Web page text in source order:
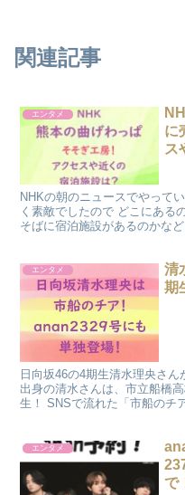
関連記事
エンタメ
に
ス
NHKの朝のニュースでやって
く素敵でしたので どこにある
そばに宿泊施設があるのかな
エンタメ
清
期
日向坂46の4期生清水理央さ
出身の清水さんは、市立船橋
生！ SNSで流れた「市船のチ
エンタメ
で